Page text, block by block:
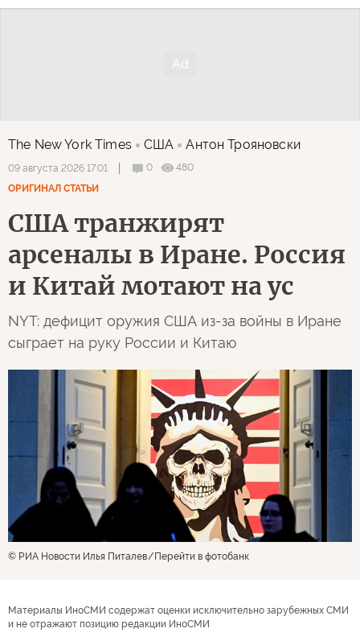
The New York Times США Антон Трояновски
09 августа 2026 17:01 0
480
ОРИГИНАЛ СТАТЬИ
США транжирят
арсеналы в Иране. Россия
и Китай мотают на ус
NYT: дефицит оружия США из-за войны в Иране
сыграет на руку России и Китаю
© РИА Новости Илья Питалев Перейти в фотобанк
Материалы ИноСМИ содержат оценки исключительно зарубежных СМИ
и не отражают позицию редакции ИноСМИ